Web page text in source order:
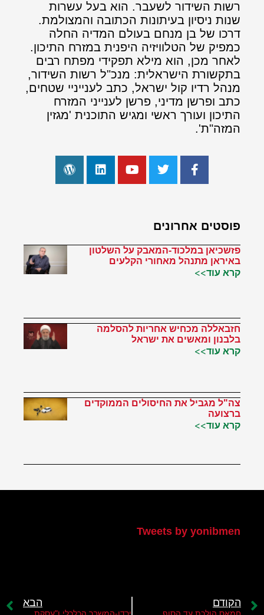
רשות השידור לשעבר. הוא בעל עשרות
שנות ניסיון בעיתונות הכתובה והמצולמת.
דרכו של בן מנחם בעולם המדיה החלה
כמפיק של הטלוויזיה היפנית במזרח התיכון.
לאחר מכן, הוא מילא תפקידי מפתח רבים
בתקשורת הישראלית: מנכ"ל רשות השידור,
מנהל רדיו קול ישראל, כתב לענייניי שטחים,
כתב ופרשן מדיני, פרשן לענייני המזרח
התיכון ועורך ראשי ומגיש התוכנית 'מגזין
המזה"ת'.
פוסטים אחרונים
פזשכיאן במלכוד-המאבק על השלטון
באיראן מתנהל מאחורי הקלעים
קרא עוד>>
חזבאללה מכחיש אחריות להסלמה
בלבנון ומאשים את ישראל
קרא עוד>>
צה"ל מגביל את החיסולים הממוקדים
ברצועה
קרא עוד>>
Tweets by yonibmen
הקודם
חמאס הולכת עד הסוף
הבא